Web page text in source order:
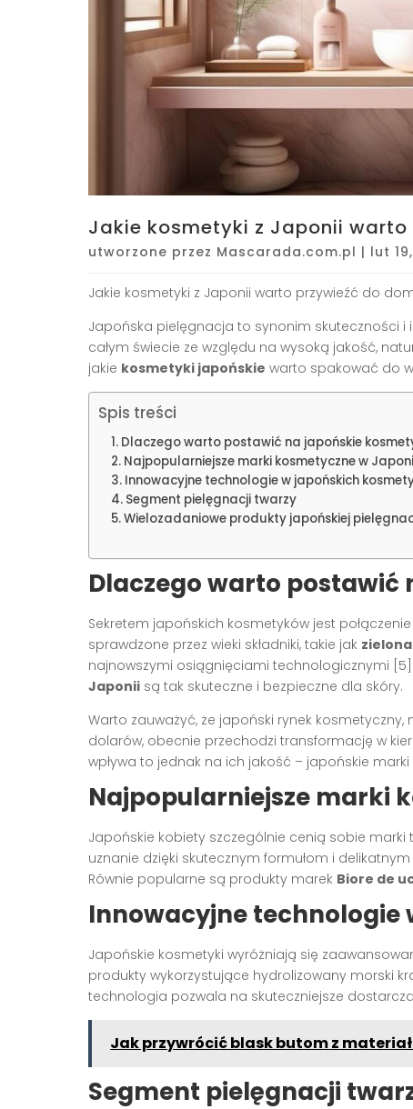
Jakie kosmetyki z Japonii
utworzone przez Mascarada.com.pl | lut
Jakie kosmetyki z Japonii warto przywieźć do
Japońska pielęgnacja to synonim skuteczności i
całym świecie ze względu na wysoką jakość,
jakie kosmetyki japońskie warto spakować do
Spis treści
Dlaczego warto postawić na japońskie
Najpopularniejsze marki kosmetyczne w
Innowacyjne technologie w japońskich
Segment pielęgnacji twarzy
Wielozadaniowe produkty japońskiej
Dlaczego warto postawić
Sekretem japońskich kosmetyków jest
sprawdzone przez wieki składniki, takie jak
najnowszymi osiągnięciami technologicznymi
Japonii są tak skuteczne i bezpieczne dla skóry.
Warto zauważyć, że japoński rynek
dolarów, obecnie przechodzi transformację w
wpływa to jednak na ich jakość – japońskie
Najpopularniejsze marki
Japońskie kobiety szczególnie cenią sobie marki
uznanie dzięki skutecznym formułom i
Równie popularne są produkty marek Biore de
Innowacyjne
Japońskie kosmetyki wyróżniają się
produkty wykorzystujące hydrolizowany morski
technologia pozwala na skuteczniejsze
Jak przywrócić blask butom z
Segment pielęgnacji